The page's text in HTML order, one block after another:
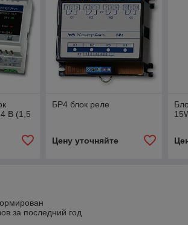
В (1,5
БР4 блок реле
Цену уточняйте
за последний год